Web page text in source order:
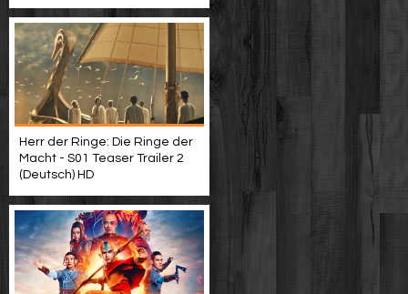
Herr der Ringe: Die Ringe der
Macht - S01 Teaser Trailer 2
(Deutsch) HD